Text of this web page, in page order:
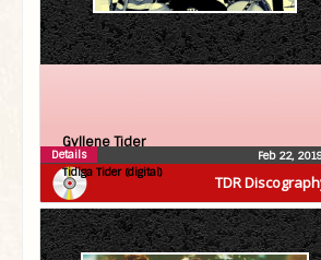
TDR
Gyllene Tider
Tidiga Tider (digital)
Feb 22,
Details